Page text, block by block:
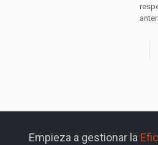
Empieza a gestionar la